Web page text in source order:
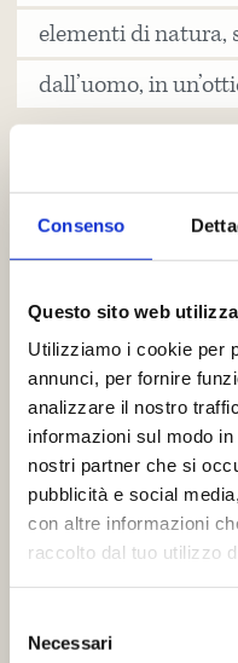
Consenso
Questo sito web
Utilizziamo i cookie per
annunci, per fornire
analizzare il nostro
informazioni sul modo
nostri partner che si
pubblicità e social
con altre informazioni
raccolto dal tuo utilizzo
delNecessari
elementi di natura,
dall’uomo, in